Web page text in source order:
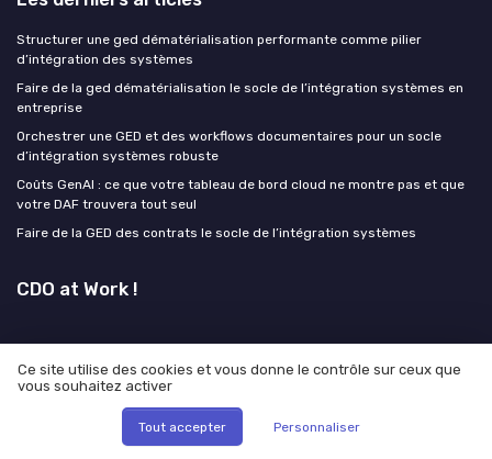
Structurer une ged dématérialisation performante comme pilier
d’intégration des systèmes
Faire de la ged dématérialisation le socle de l’intégration systèmes en
entreprise
Orchestrer une GED et des workflows documentaires pour un socle
d’intégration systèmes robuste
Coûts GenAI : ce que votre tableau de bord cloud ne montre pas et que
votre DAF trouvera tout seul
Faire de la GED des contrats le socle de l’intégration systèmes
CDO at Work !
© CDO at Work ! 2026
Ce site utilise des cookies et vous donne le contrôle sur ceux que
vous souhaitez activer
Tout accepter Personnaliser